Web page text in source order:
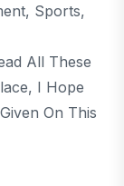
Sports,
All These
I Hope
On This